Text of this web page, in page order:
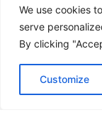
We use cookies
serve
By clicking
Customize
Voordelen
Stage &
Nieuws